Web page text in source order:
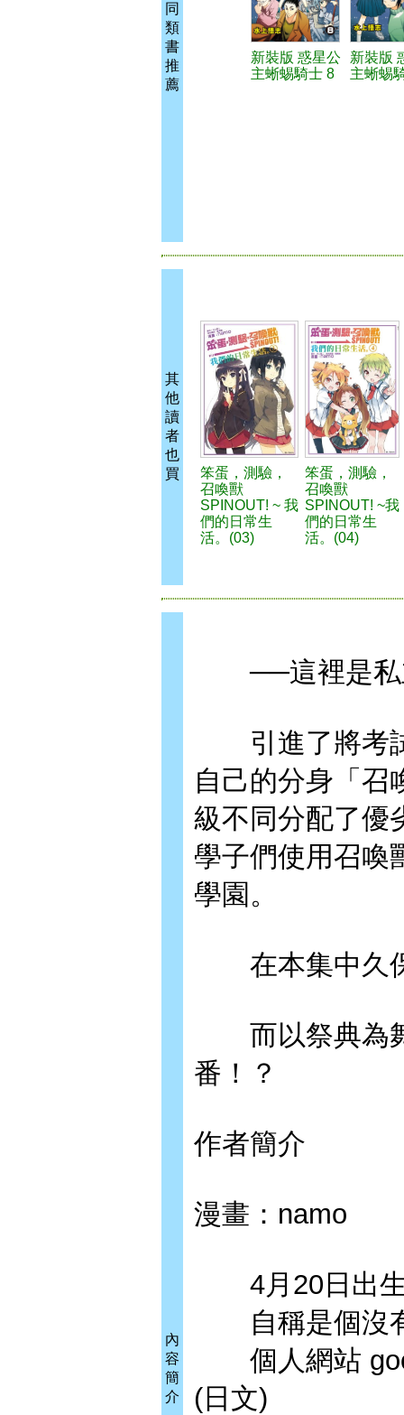
同
類
書
推
薦
新裝版 惑星公
主蜥蜴騎士 8
新裝版
主蜥蜴
其
他
讀
者
也
買
笨蛋，測驗，
召喚獸
SPINOUT! ~ 我
們的日常生
活。(03)
笨蛋，測驗，
召喚獸
SPINOUT! ~我
們的日常生
活。(04)
內
容
簡
介
──這裡是私
引進了將考試
自己的分身「召
級不同分配了優
學子們使用召喚
學園。
在本集中久保
而以祭典為舞
番！？
作者簡介
漫畫：namo
4月20日出生
自稱是個沒有
個人網站
(日文)